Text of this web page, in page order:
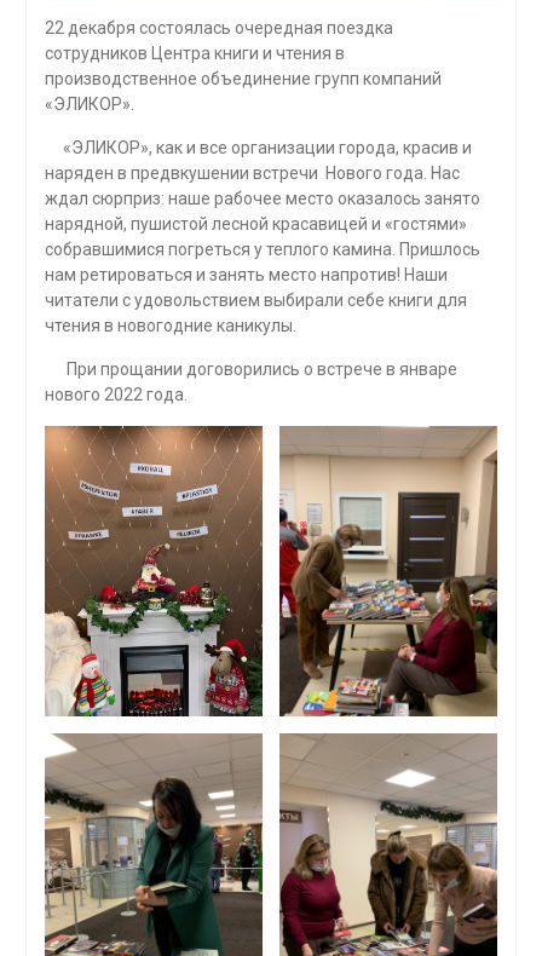
22 декабря состоялась очередная поездка
сотрудников Центра книги и чтения в
производственное объединение групп компаний
«ЭЛИКОР».
«ЭЛИКОР», как и все организации города, красив и
наряден в предвкушении встречи Нового года. Нас
ждал сюрприз: наше рабочее место оказалось занято
нарядной, пушистой лесной красавицей и «гостями»
собравшимися погреться у теплого камина. Пришлось
нам ретироваться и занять место напротив! Наши
читатели с удовольствием выбирали себе книги для
чтения в новогодние каникулы.
При прощании договорились о встрече в январе
нового 2022 года.